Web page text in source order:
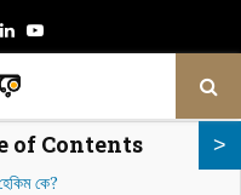
LinkedinYoutube
of Contents
কে?